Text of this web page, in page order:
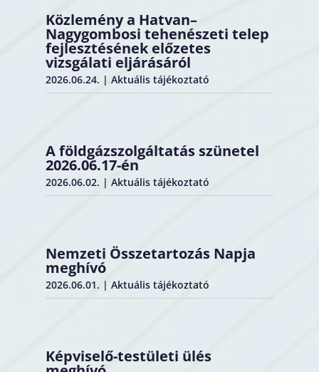
Közlemény a Hatvan–
Nagygombosi tehenészeti telep
fejlesztésének előzetes
vizsgálati eljárásáról
2026.06.24. | Aktuális tájékoztató
A földgázszolgáltatás szünetel
2026.06.17-én
2026.06.02. | Aktuális tájékoztató
Nemzeti Összetartozás Napja
meghívó
2026.06.01. | Aktuális tájékoztató
Képviselő-testületi ülés